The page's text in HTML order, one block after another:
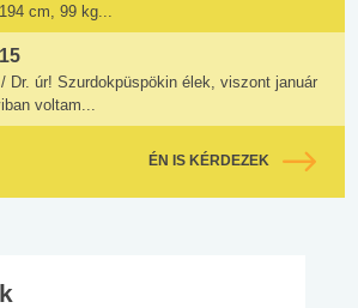
cm, 99 kg...
Dr. úr! Szurdokpüspökin élek, viszont január
voltam...
ÉN IS KÉRDEZEK